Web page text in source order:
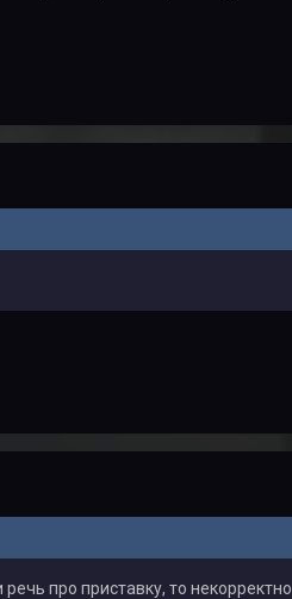
про приставку, то некорректно